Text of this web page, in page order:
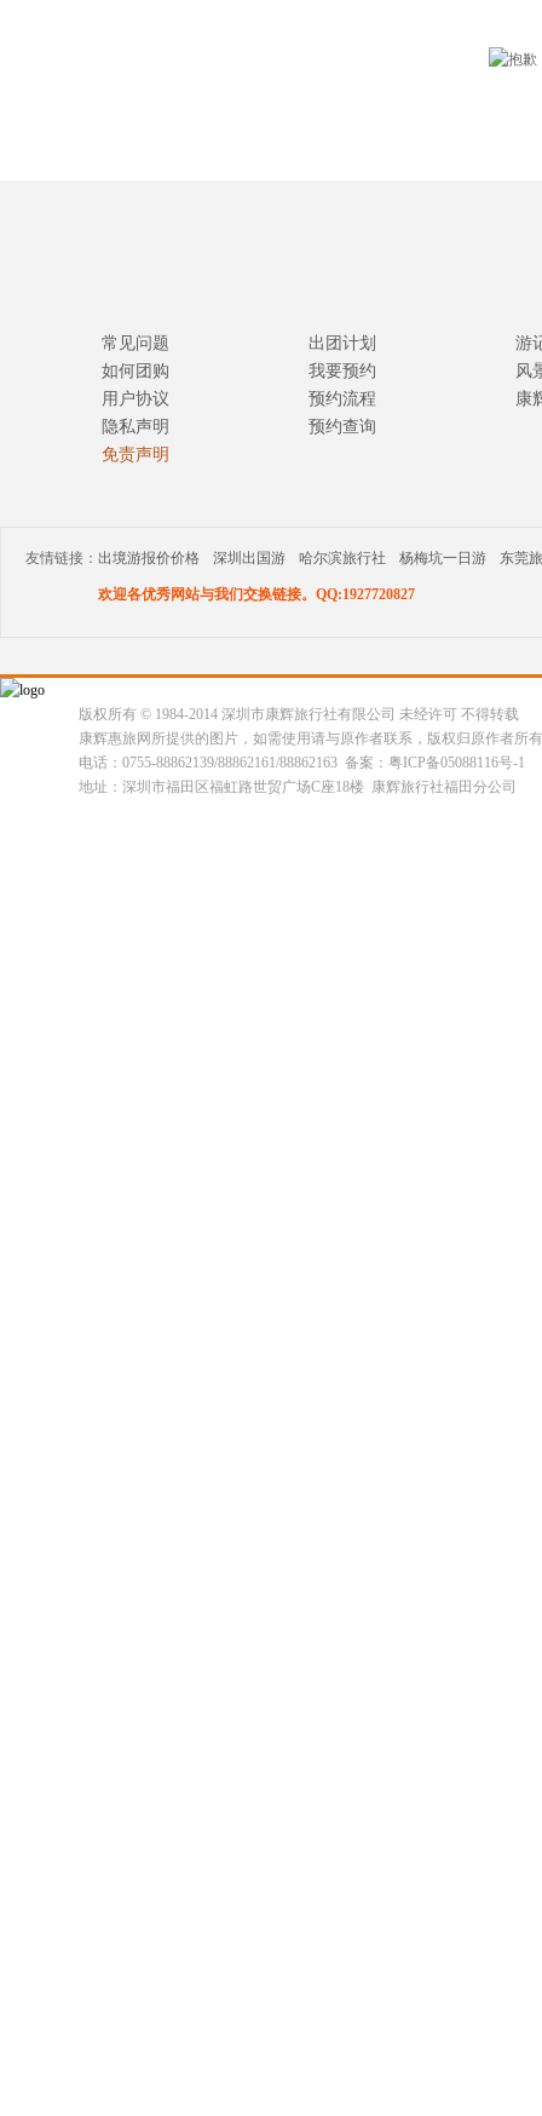
常见问题
如何团购
用户协议
隐私声明
免责声明
出团计划
我要预约
预约流程
预约查询
游
风
康
友情链接： 出境游报价价格 深圳出国游 哈尔滨旅行社 杨梅坑一日游 东莞
欢迎各优秀网站与我们交换链接。QQ:1927720827
版权所有 © 1984-2014 深圳市康辉旅行社有限公司 未经许可 不得转载
康辉惠旅网所提供的图片，如需使用请与原作者联系，版权归原作者所
电话：0755-88862139/88862161/88862163 备案：粤ICP备05088116号-1
地址：深圳市福田区福虹路世贸广场C座18楼 康辉旅行社福田分公司